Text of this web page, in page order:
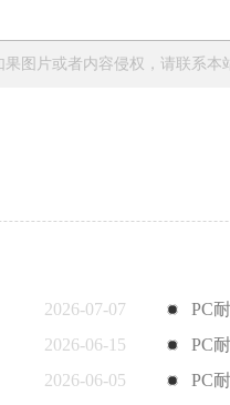
图片或者内容侵权，请联系本
2026-07-07 PC
2026-06-15 PC
2026-06-05 PC